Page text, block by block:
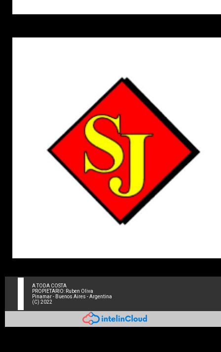
A TODA COSTA
PROPIETARIO: Ruben Oliva
Pinamar - Buenos Aires - Argentina
(C) 2022